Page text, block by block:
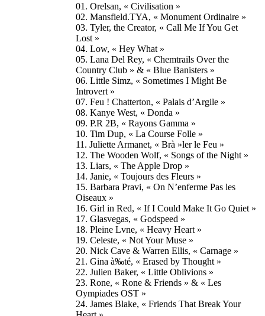
01. Orelsan, « Civilisation »
02. Mansfield.TYA, « Monument Ordinaire »
03. Tyler, the Creator, « Call Me If You Get
Lost »
04. Low, « Hey What »
05. Lana Del Rey, « Chemtrails Over the
Country Club » & « Blue Banisters »
06. Little Simz, « Sometimes I Might Be
Introvert »
07. Feu ! Chatterton, « Palais d’Argile »
08. Kanye West, « Donda »
09. P.R 2B, « Rayons Gamma »
10. Tim Dup, « La Course Folle »
11. Juliette Armanet, « Brà »ler le Feu »
12. The Wooden Wolf, « Songs of the Night »
13. Liars, « The Apple Drop »
14. Janie, « Toujours des Fleurs »
15. Barbara Pravi, « On N’enferme Pas les
Oiseaux »
16. Girl in Red, « If I Could Make It Go Quiet »
17. Glasvegas, « Godspeed »
18. Pleine Lvne, « Heavy Heart »
19. Celeste, « Not Your Muse »
20. Nick Cave & Warren Ellis, « Carnage »
21. Gina à‰té, « Erased by Thought »
22. Julien Baker, « Little Oblivions »
23. Rone, « Rone & Friends » & « Les
Oympiades OST »
24. James Blake, « Friends That Break Your